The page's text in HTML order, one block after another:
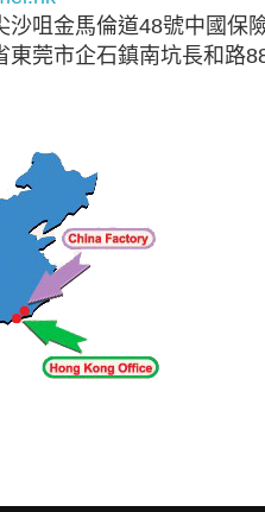
沙咀金馬倫道48號中國保
東莞市企石鎮南坑長和路